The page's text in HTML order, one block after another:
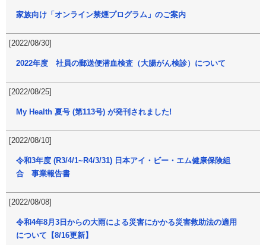
家族向け「オンライン禁煙プログラム」のご案内
[2022/08/30]
2022年度 社員の郵送便潜血検査（大腸がん検診）について
[2022/08/25]
My Health 夏号 (第113号) が発刊されました!
[2022/08/10]
令和3年度 (R3/4/1~R4/3/31) 日本アイ・ビー・エム健康保険組
合 事業報告書
[2022/08/08]
令和4年8月3日からの大雨による災害にかかる災害救助法の適用
について【8/16更新】